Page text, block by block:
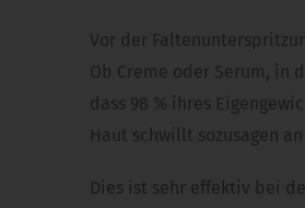
Vor der
Ob Creme oder Serum, in
dass 98 % ihres
Haut schwillt sozusagen
Dies ist sehr effektiv bei